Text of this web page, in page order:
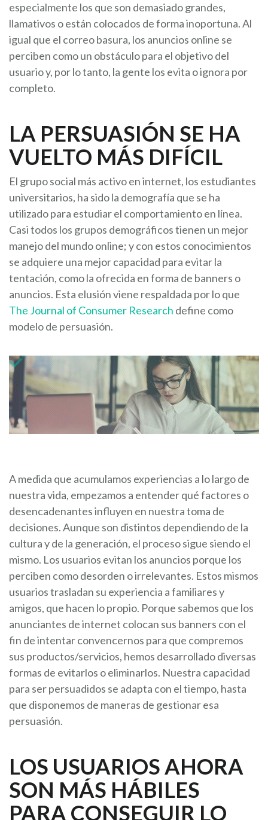
especialmente los que son demasiado grandes,
llamativos o están colocados de forma inoportuna. Al
igual que el correo basura, los anuncios online se
perciben como un obstáculo para el objetivo del
usuario y, por lo tanto, la gente los evita o ignora por
completo.
LA PERSUASIÓN SE HA
VUELTO MÁS DIFÍCIL
El grupo social más activo en internet, los estudiantes
universitarios, ha sido la demografía que se ha
utilizado para estudiar el comportamiento en línea.
Casi todos los grupos demográficos tienen un mejor
manejo del mundo online; y con estos conocimientos
se adquiere una mejor capacidad para evitar la
tentación, como la ofrecida en forma de banners o
anuncios. Esta elusión viene respaldada por lo que
The Journal of Consumer Research define como
modelo de persuasión.
A medida que acumulamos experiencias a lo largo de
nuestra vida, empezamos a entender qué factores o
desencadenantes influyen en nuestra toma de
decisiones. Aunque son distintos dependiendo de la
cultura y de la generación, el proceso sigue siendo el
mismo. Los usuarios evitan los anuncios porque los
perciben como desorden o irrelevantes. Estos mismos
usuarios trasladan su experiencia a familiares y
amigos, que hacen lo propio. Porque sabemos que los
anunciantes de internet colocan sus banners con el
fin de intentar convencernos para que compremos
sus productos/servicios, hemos desarrollado diversas
formas de evitarlos o eliminarlos. Nuestra capacidad
para ser persuadidos se adapta con el tiempo, hasta
que disponemos de maneras de gestionar esa
persuasión.
LOS USUARIOS AHORA
SON MÁS HÁBILES
PARA CONSEGUIR LO